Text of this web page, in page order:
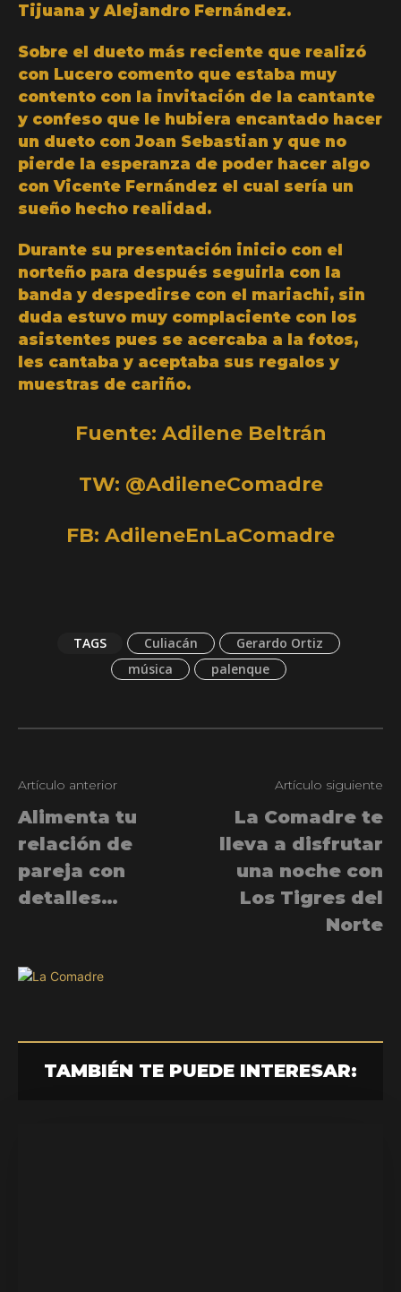
Tijuana y Alejandro Fernández.
Sobre el dueto más reciente que realizó
con Lucero comento que estaba muy
contento con la invitación de la cantante
y confeso que le hubiera encantado hacer
un dueto con Joan Sebastian y que no
pierde la esperanza de poder hacer algo
con Vicente Fernández el cual sería un
sueño hecho realidad.
Durante su presentación inicio con el
norteño para después seguirla con la
banda y despedirse con el mariachi, sin
duda estuvo muy complaciente con los
asistentes pues se acercaba a la fotos,
les cantaba y aceptaba sus regalos y
muestras de cariño.
Fuente: Adilene Beltrán
TW: @AdileneComadre
FB: AdileneEnLaComadre
TAGS Culiacán
Gerardo Ortiz
música
palenque
Artículo anterior
Alimenta tu
relación de
pareja con
detalles…
Artículo siguiente
La Comadre te
lleva a disfrutar
una noche con
Los Tigres del
Norte
TAMBIÉN TE PUEDE INTERESAR: